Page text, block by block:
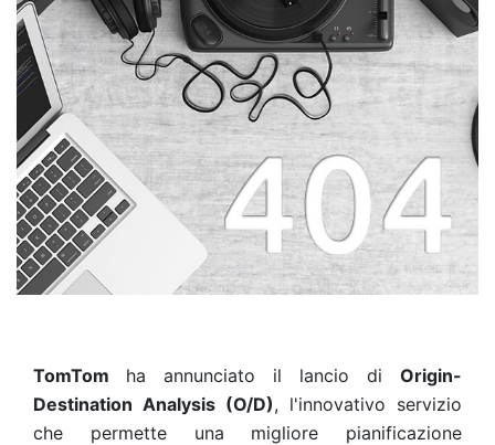
TomTom ha annunciato il lancio di Origin-
Destination Analysis (O/D), l'innovativo servizio
che permette una migliore pianificazione